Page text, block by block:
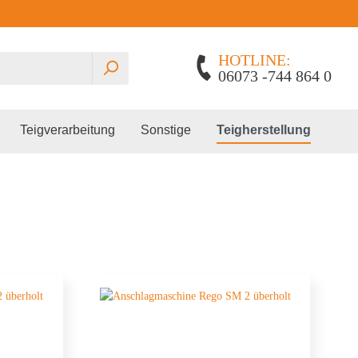
HOTLINE:
06073 -744 864 0
Teigverarbeitung Sonstige Teigherstellung